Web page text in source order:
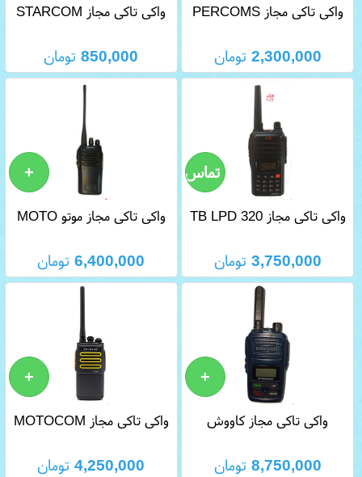
واکی تاکی مجاز PERCOMS
2,300,000 تومان
واکی تاکی مجاز STARCOM
850,000تومان
واکی تاکی مجاز TB LPD 320
3,750,000 تومان
واکی تاکی مجاز موتو MOTO
6,400,000تومان
واکی تاکی مجاز کاووش
8,750,000 تومان
واکی تاکی مجاز MOTOCOM
4,250,000تومان